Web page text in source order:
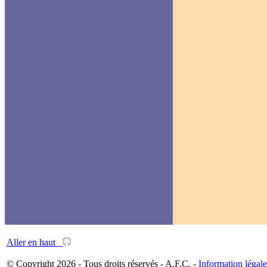
Aller en haut
© Copyright 2026 - Tous droits réservés - A.F.C. - Information légale